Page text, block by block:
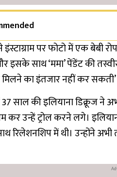
इंस्टाग्राम पर फोटो में एक बेबी
इसके साथ ‘ममा’ पेंडेंट की
का इंतजार नहीं कर
साल की इलियाना डिक्रूज ने
कर उन्हें ट्रोल करने लगे।
रिलेशनशिप में थी। उन्होंने